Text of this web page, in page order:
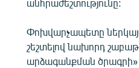
անհրաժեշտությունը:
Փոխվարչապետը
շեշտելով նախորդ
արձագանքման ծրագրի»